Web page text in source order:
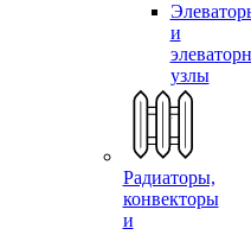
и
узлы
Радиаторы,
конвекторы
и